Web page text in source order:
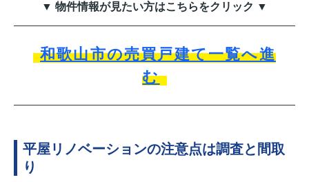
▼ 物件情報が見たい方はこちらをクリック ▼
和歌山市の売買戸建て一覧へ進
む
平屋リノベーションの注意点は調査と間取
り